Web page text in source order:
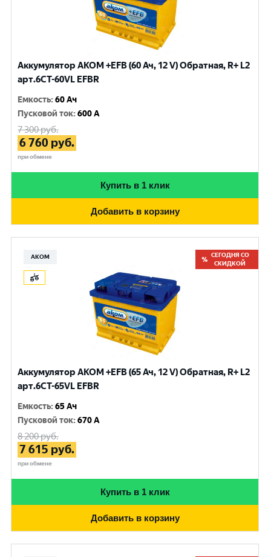
Аккумулятор AKOM +EFB (60 Ач, 12 V) Обратная, R+ L2
арт.6CТ-60VL EFBR
Емкость:60 Ач
Пусковой ток:600 A
7 300руб.
6 760 руб.
при обмене
Купить в 1 клик
Добавить в корзину
АКОМ
СЕГОДНЯ СО
СКИДКОЙ
Аккумулятор AKOM +EFB (65 Ач, 12 V) Обратная, R+ L2
арт.6CT-65VL EFBR
Емкость:65 Ач
Пусковой ток:670 A
8 200руб.
7 615 руб.
при обмене
Купить в 1 клик
Добавить в корзину